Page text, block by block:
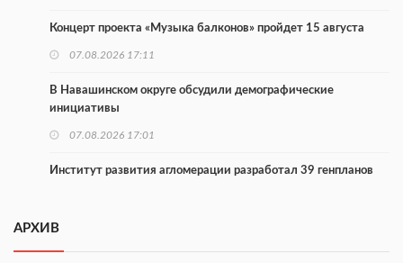
Концерт проекта «Музыка балконов» пройдет 15 августа
07.08.2026 17:11
В Навашинском округе обсудили демографические
инициативы
07.08.2026 17:01
Институт развития агломерации разработал 39 генпланов
С 8 августа изменят схему движения на въезде в Нижний
Новгород
АРХИВ